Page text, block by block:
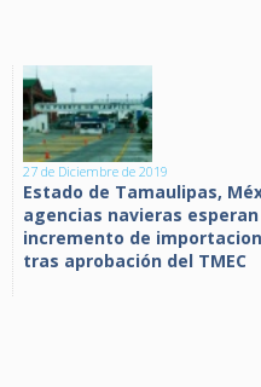
27 de Diciembre de 2019
Estado de Tamaulipas,
agencias navieras esperan
incremento de
tras aprobación del TMEC